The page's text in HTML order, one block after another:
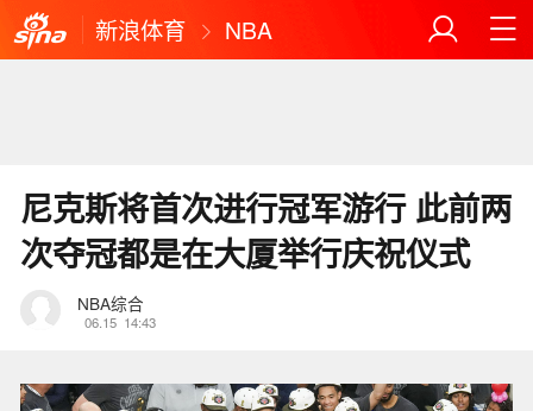
新浪体育 NBA
尼克斯将首次进行冠军游行 此前两
次夺冠都是在大厦举行庆祝仪式
NBA综合
06.15 14:43